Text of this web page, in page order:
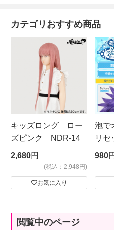
カテゴリおすすめ商品
キッズロング ロー
ズピンク NDR-14
2,680円
(税込：2,948円)
お気に入り
泡で
リセ
980
閲覧中のページ